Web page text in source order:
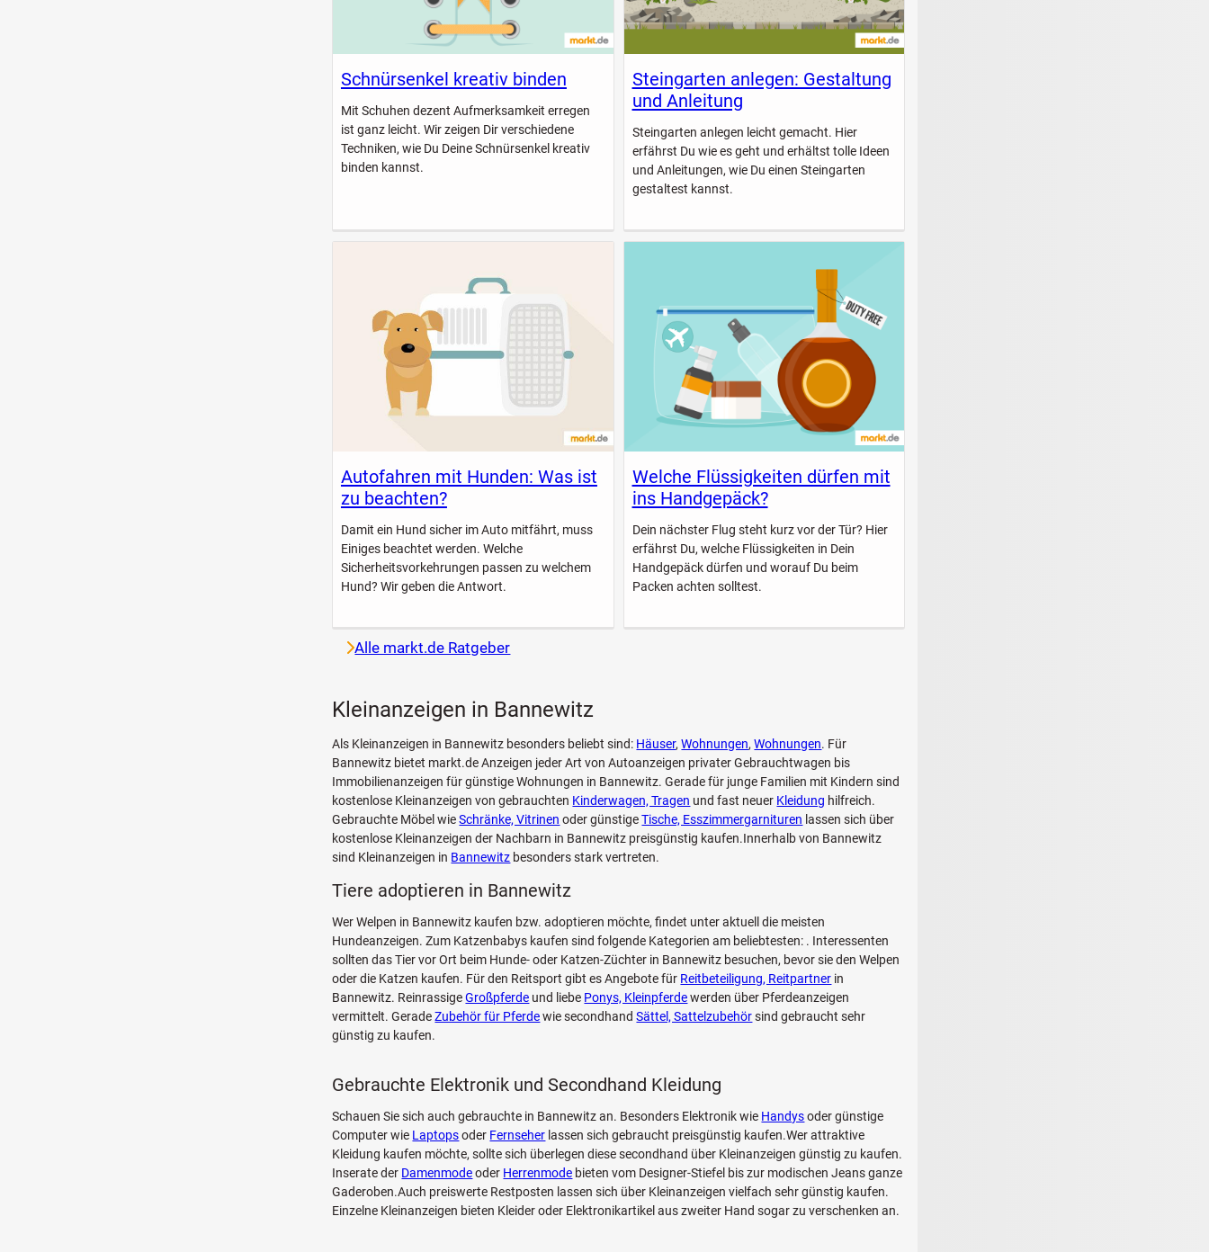
Schnürsenkel kreativ binden
Mit Schuhen dezent Aufmerksamkeit erregen
ist ganz leicht. Wir zeigen Dir verschiedene
Techniken, wie Du Deine Schnürsenkel kreativ
binden kannst.
Steingarten anlegen: Gestaltung
und Anleitung
Steingarten anlegen leicht gemacht. Hier
erfährst Du wie es geht und erhältst tolle Ideen
und Anleitungen, wie Du einen Steingarten
gestaltest kannst.
Autofahren mit Hunden: Was ist
zu beachten?
Damit ein Hund sicher im Auto mitfährt, muss
Einiges beachtet werden. Welche
Sicherheitsvorkehrungen passen zu welchem
Hund? Wir geben die Antwort.
Welche Flüssigkeiten dürfen mit
ins Handgepäck?
Dein nächster Flug steht kurz vor der Tür? Hier
erfährst Du, welche Flüssigkeiten in Dein
Handgepäck dürfen und worauf Du beim
Packen achten solltest.
Alle markt.de Ratgeber
Kleinanzeigen in Bannewitz
Als Kleinanzeigen in Bannewitz besonders beliebt sind: Häuser,Wohnungen,Wohnungen. Für
Bannewitz bietet markt.de Anzeigen jeder Art von Autoanzeigen privater Gebrauchtwagen bis
Immobilienanzeigen für günstige Wohnungen in Bannewitz. Gerade für junge Familien mit Kindern sind
kostenlose Kleinanzeigen von gebrauchten Kinderwagen, Tragen und fast neuer Kleidung hilfreich.
Gebrauchte Möbel wieSchränke, Vitrinen oder günstigeTische, Esszimmergarnituren lassen sich über
kostenlose Kleinanzeigen der Nachbarn in Bannewitz preisgünstig kaufen.Innerhalb von Bannewitz
sind Kleinanzeigen in Bannewitz besonders stark vertreten.
Tiere adoptieren in Bannewitz
Wer Welpen in Bannewitz kaufen bzw. adoptieren möchte, findet unter aktuell die meisten
Hundeanzeigen. Zum Katzenbabys kaufen sind folgende Kategorien am beliebtesten: . Interessenten
sollten das Tier vor Ort beim Hunde- oder Katzen-Züchter in Bannewitz besuchen, bevor sie den Welpen
oder die Katzen kaufen. Für den Reitsport gibt es Angebote für Reitbeteiligung, Reitpartner in
Bannewitz. ReinrassigeGroßpferde und liebe Ponys, Kleinpferdewerden über Pferdeanzeigen
vermittelt. GeradeZubehör für Pferdewie secondhandSättel, Sattelzubehörsind gebraucht sehr
günstig zu kaufen.
Gebrauchte Elektronik und Secondhand Kleidung
Schauen Sie sich auch gebrauchte in Bannewitz an. Besonders Elektronik wie Handysoder günstige
Computer wie Laptopsoder Fernseher lassen sich gebraucht preisgünstig kaufen.Wer attraktive
Kleidung kaufen möchte, sollte sich überlegen diese secondhand über Kleinanzeigen günstig zu kaufen.
Inserate der Damenmodeoder Herrenmode bieten vom Designer-Stiefel bis zur modischen Jeans ganze
Gaderoben.Auch preiswerte Restposten lassen sich über Kleinanzeigen vielfach sehr günstig kaufen.
Einzelne Kleinanzeigen bieten Kleider oder Elektronikartikel aus zweiter Hand sogar zu verschenken an.